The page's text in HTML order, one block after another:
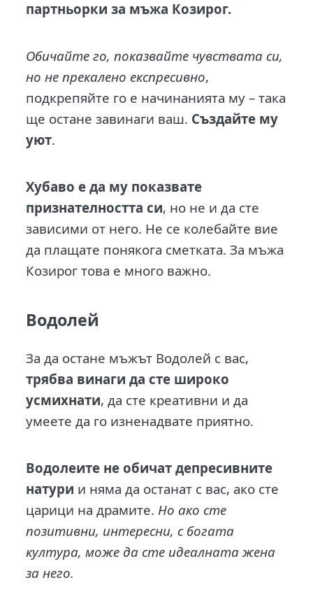
партньорки за мъжа Козирог.
Обичайте го, показвайте чувствата си,
но не прекалено експресивно,
подкрепяйте го е начинанията му – така
ще остане завинаги ваш. Създайте му
уют.
Хубаво е да му показвате
признателността си, но не и да сте
зависими от него. Не се колебайте вие
да плащате понякога сметката. За мъжа
Козирог това е много важно.
Водолей
За да остане мъжът Водолей с вас,
трябва винаги да сте широко
усмихнати, да сте креативни и да
умеете да го изненадвате приятно.
Водолеите не обичат депресивните
натури и няма да останат с вас, ако сте
царици на драмите. Но ако сте
позитивни, интересни, с богата
култура, може да сте идеалната жена
за него.